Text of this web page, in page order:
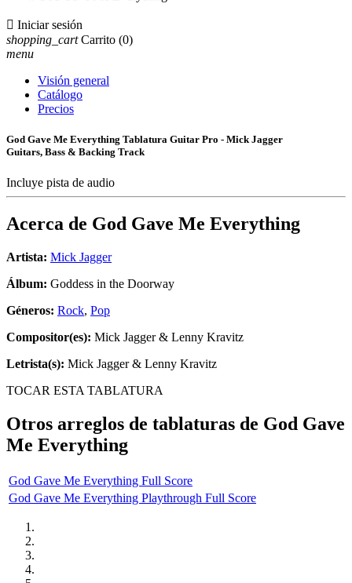
 Iniciar sesión
shopping_cart Carrito (0)
menu
Visión general
Catálogo
Precios
God Gave Me Everything Tablatura Guitar Pro - Mick Jagger
Guitars, Bass & Backing Track
Incluye pista de audio
Acerca de God Gave Me Everything
Artista: Mick Jagger
Álbum: Goddess in the Doorway
Géneros: Rock, Pop
Compositor(es): Mick Jagger & Lenny Kravitz
Letrista(s): Mick Jagger & Lenny Kravitz
TOCAR ESTA TABLATURA
Otros arreglos de tablaturas de God Gave
Me Everything
God Gave Me Everything Full Score
God Gave Me Everything Playthrough Full Score